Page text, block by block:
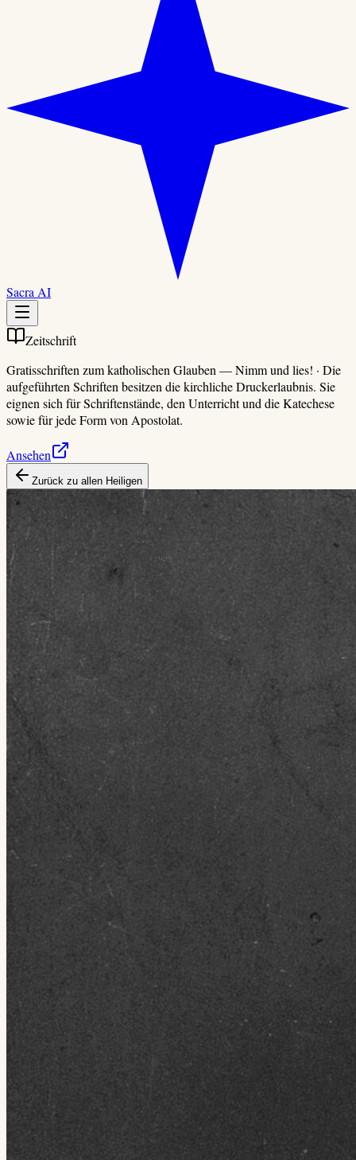
Sacra AI
Zeitschrift
Gratisschriften zum katholischen Glauben —Nimm und lies! · Die
aufgeführten Schriften besitzen die kirchliche Druckerlaubnis. Sie
eignen sich für Schriftenstände, den Unterricht und die Katechese
sowie für jede Form von Apostolat.
Ansehen
Zurück zu allen Heiligen